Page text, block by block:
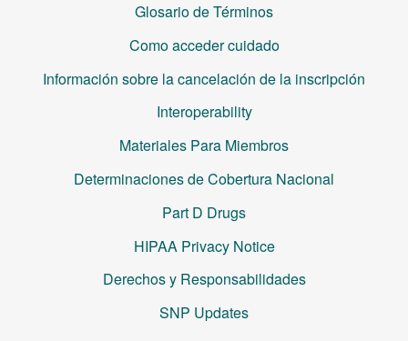
Glosario de Términos
Como acceder cuidado
Información sobre la cancelación de la inscripción
Interoperability
Materiales Para Miembros
Determinaciones de Cobertura Nacional
Part D Drugs
HIPAA Privacy Notice
Derechos y Responsabilidades
SNP Updates